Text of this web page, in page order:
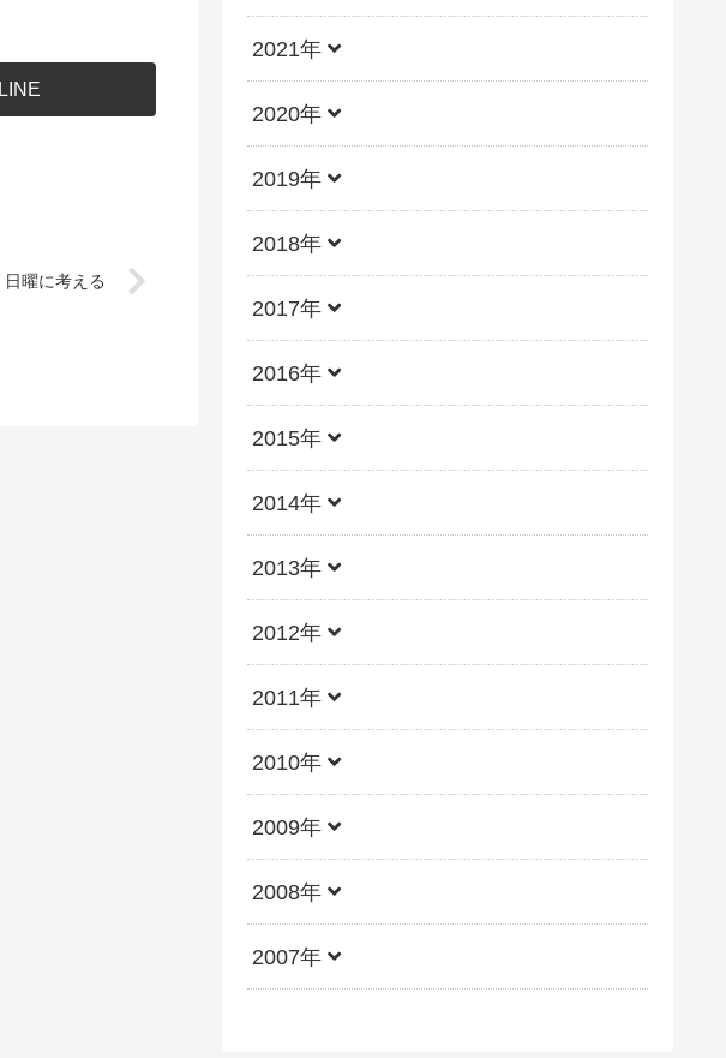
LINE
日曜に考える
2021年
2020年
2019年
2018年
2017年
2016年
2015年
2014年
2013年
2012年
2011年
2010年
2009年
2008年
2007年